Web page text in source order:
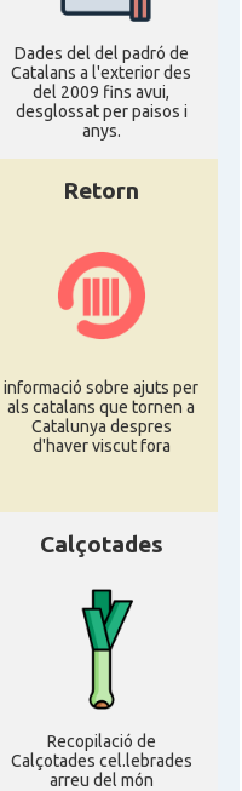
Dades del del padró de
Catalans a l'exterior des
del 2009 fins avui,
desglossat per paisos i
anys.
Retorn
informació sobre ajuts per
als catalans que tornen a
Catalunya despres
d'haver viscut fora
Calçotades
Recopilació de
Calçotades cel.lebrades
arreu del món